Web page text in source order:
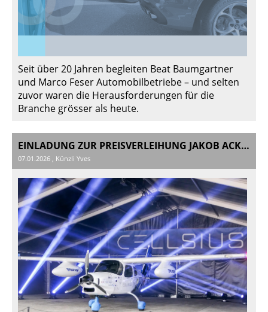
Seit über 20 Jahren begleiten Beat Baumgartner
und Marco Feser Automobilbetriebe – und selten
zuvor waren die Herausforderungen für die
Branche grösser als heute.
EINLADUNG ZUR PREISVERLEIHUNG JAKOB ACKERET PREIS 2025
07.01.2026 , Künzli Yves